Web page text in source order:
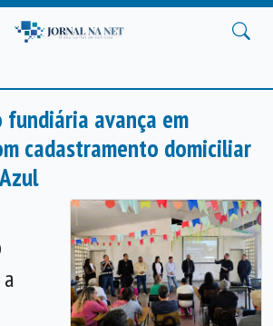
fundiária avança em
cadastramento domiciliar